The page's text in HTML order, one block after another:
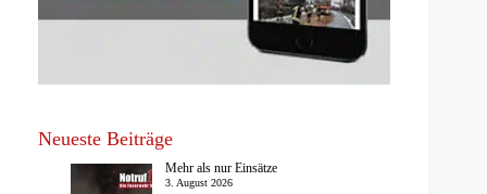
Neueste Beiträge
Mehr als nur Einsätze
3. August 2026